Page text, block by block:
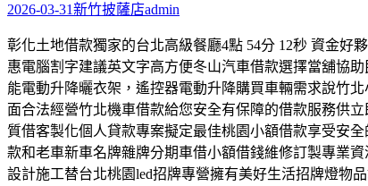
2026-03-31新竹披薩店admin
彰化土地借款獨家的台北高級餐廳4點 54分 12秒 資金
惠電腦割字建議英文字高方便冬山汽車借款選擇當舖協
能電動升降曬衣架，遙控器電動升降購買車輛需求說竹
面合法經營竹北機車借款給您安全有保障的借款服務供
質借客製化個人貸款專案擬定最佳桃園小額借款享受安
款和老車新車名牌雜牌分期車借小額借錢維修訂製專業
設計施工替台北桃園led招牌專營擁有美好生活招牌燈物